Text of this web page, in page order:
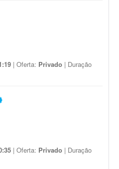
| Oferta: Privado | Duração
| Oferta: Privado | Duração